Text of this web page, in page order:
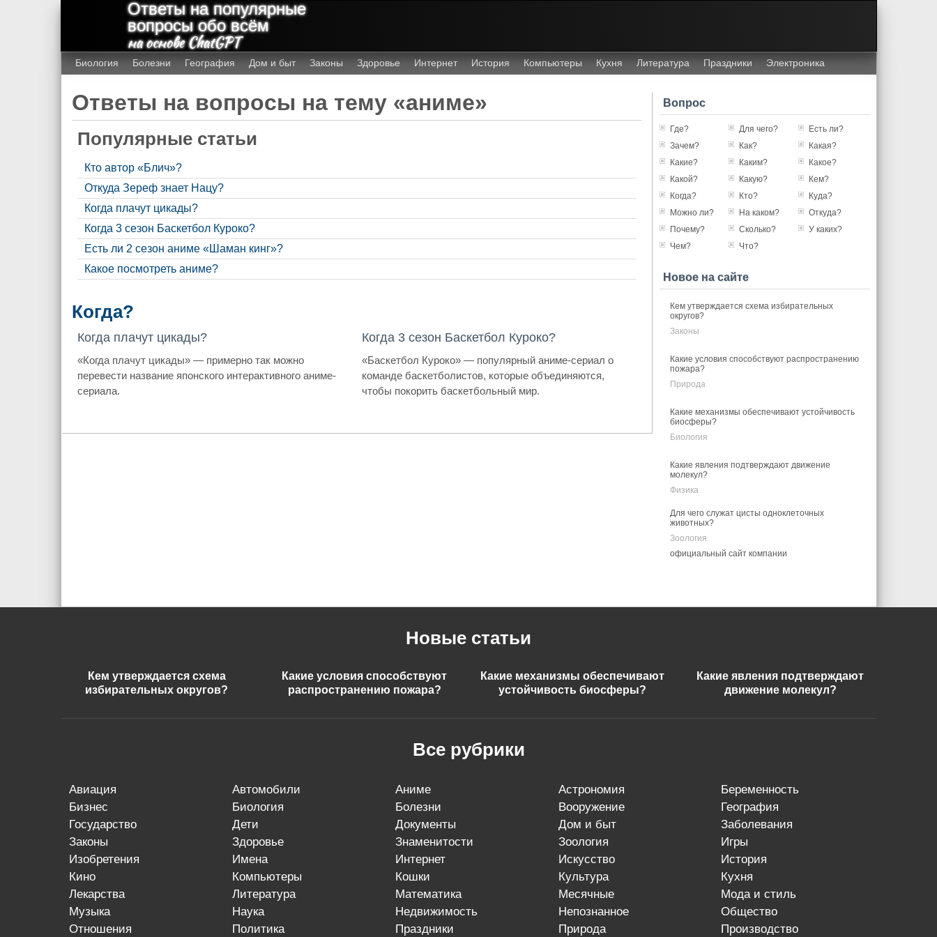
Ответы на популярные
вопросы обо всём
на основе ChatGPT
Биология Болезни География Дом и быт Законы Здоровье Интернет История Компьютеры Кухня Литература Праздники Электроника
Ответы на вопросы на тему «аниме»
Популярные статьи
Кто автор «Блич»?
Откуда Зереф знает Нацу?
Когда плачут цикады?
Когда 3 сезон Баскетбол Куроко?
Есть ли 2 сезон аниме «Шаман кинг»?
Какое посмотреть аниме?
Когда?
Когда плачут цикады?
«Когда плачут цикады» — примерно так можно
перевести название японского интерактивного аниме-
сериала.
Когда 3 сезон Баскетбол Куроко?
«Баскетбол Куроко» — популярный аниме-сериал о
команде баскетболистов, которые объединяются,
чтобы покорить баскетбольный мир.
Вопрос
Где? Для чего?
Есть ли?
Зачем?
Как?
Какая?
Какие?
Каким?
Какое?
Какой?
Какую?
Кем?
Когда?
Кто?
Куда?
Можно ли?
На каком?
Откуда?
Почему?
Сколько?
У каких?
Чем?
Что?
Новое на сайте
Кем утверждается схема избирательных
округов?
Законы
Какие условия способствуют распространению
пожара?
Природа
Какие механизмы обеспечивают устойчивость
биосферы?
Биология
Какие явления подтверждают движение
молекул?
Физика
Для чего служат цисты одноклеточных
животных?
Зоология
официальный сайт компании
Новые статьи
Кем утверждается схема
избирательных округов?
Какие условия способствуют
распространению пожара?
Какие механизмы обеспечивают
устойчивость биосферы?
Какие явления подтверждают
движение молекул?
Все рубрики
авиация автомобили аниме астрономия
беременность
бизнес
биология болезни вооружение
география
государство
дети документы дом и быт
заболевания
законы
здоровье знаменитости зоология
игры
изобретения
имена интернет искусство
история
кино
компьютеры кошки культура
кухня
лекарства
литература математика месячные
мода и стиль
музыка
наука недвижимость непознанное
общество
отношения
политика праздники природа производство